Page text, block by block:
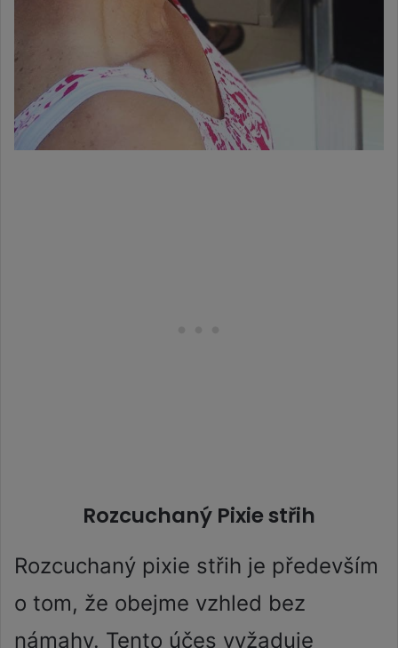
Rozcuchaný Pixie střih
Rozcuchaný pixie střih je především
o tom, že obejme vzhled bez
námahy. Tento účes vyžaduje